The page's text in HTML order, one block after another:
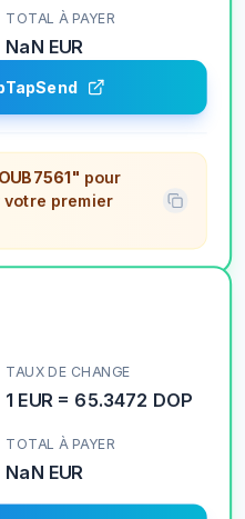
TOTAL À PAYER
NaN EUR
pour
votre premier
TAUX DE CHANGE
1 EUR= 65.3472 DOP
TOTAL À PAYER
NaN EUR